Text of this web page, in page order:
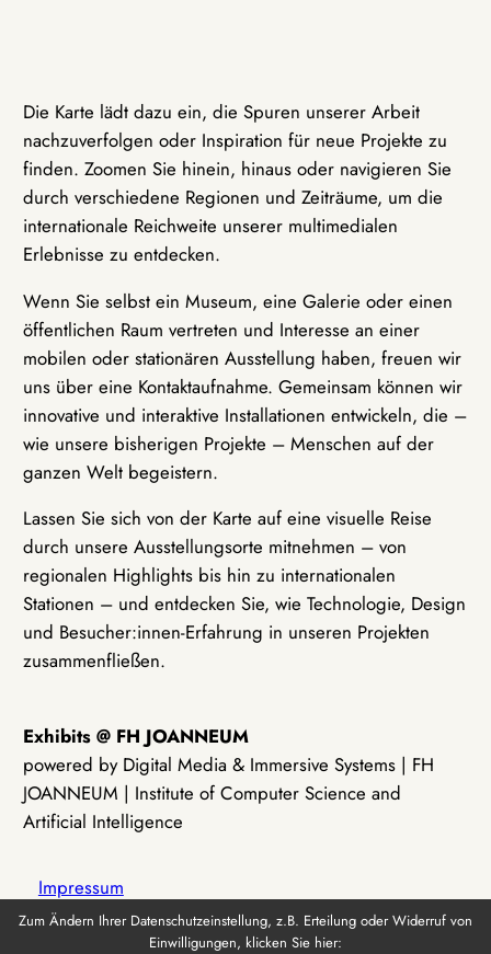
Die Karte lädt dazu ein, die Spuren unserer Arbeit
nachzuverfolgen oder Inspiration für neue Projekte zu
finden. Zoomen Sie hinein, hinaus oder navigieren Sie
durch verschiedene Regionen und Zeiträume, um die
internationale Reichweite unserer multimedialen
Erlebnisse zu entdecken.
Wenn Sie selbst ein Museum, eine Galerie oder einen
öffentlichen Raum vertreten und Interesse an einer
mobilen oder stationären Ausstellung haben, freuen wir
uns über eine Kontaktaufnahme. Gemeinsam können wir
innovative und interaktive Installationen entwickeln, die –
wie unsere bisherigen Projekte – Menschen auf der
ganzen Welt begeistern.
Lassen Sie sich von der Karte auf eine visuelle Reise
durch unsere Ausstellungsorte mitnehmen – von
regionalen Highlights bis hin zu internationalen
Stationen – und entdecken Sie, wie Technologie, Design
und Besucher:innen-Erfahrung in unseren Projekten
zusammenfließen.
Exhibits @ FH JOANNEUM
powered by Digital Media & Immersive Systems | FH
JOANNEUM | Institute of Computer Science and
Artificial Intelligence
Impressum
Zum Ändern Ihrer Datenschutzeinstellung, z.B. Erteilung oder Widerruf von
Einwilligungen, klicken Sie hier: